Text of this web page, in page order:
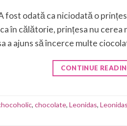
fost odată ca niciodată o
în călătorie, prințesa nu
a ajuns să încerce multe
CONTINUE
, chocolate, Leonidas,